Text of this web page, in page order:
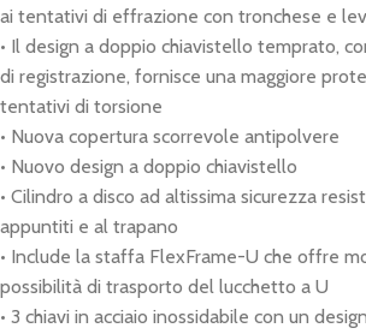
ai tentativi di effrazione con tronchese e
• Il design a doppio chiavistello temprato,
di registrazione, fornisce una maggiore
tentativi di torsione
• Nuova copertura scorrevole antipolvere
• Nuovo design a doppio chiavistello
• Cilindro a disco ad altissima sicurezza
appuntiti e al trapano
• Include la staffa FlexFrame-U che offre
possibilità di trasporto del lucchetto a U
• 3 chiavi in acciaio inossidabile con un